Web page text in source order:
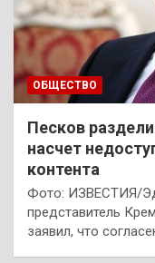
ОБЩЕСТВО
Песков
насчет
контента
Фото: ИЗВЕСТИЯ/
представитель
заявил, что